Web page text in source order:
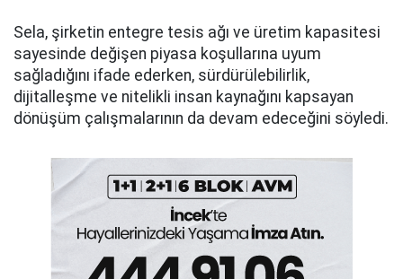
Sela, şirketin entegre tesis ağı ve üretim kapasitesi
sayesinde değişen piyasa koşullarına uyum
sağladığını ifade ederken, sürdürülebilirlik,
dijitalleşme ve nitelikli insan kaynağını kapsayan
dönüşüm çalışmalarının da devam edeceğini söyledi.